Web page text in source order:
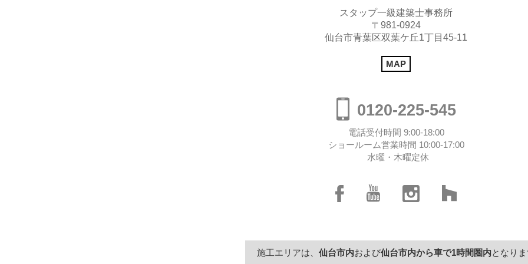
スタップ一級建築士事務所
〒981-0924
仙台市青葉区双葉ケ丘1丁目45-11
MAP
0120-225-545
電話受付時間 9:00-18:00
ショールーム営業時間 10:00-17:00
水曜・木曜定休
施工エリアは、 仙台市内および仙台市内から車で1時間圏内となり